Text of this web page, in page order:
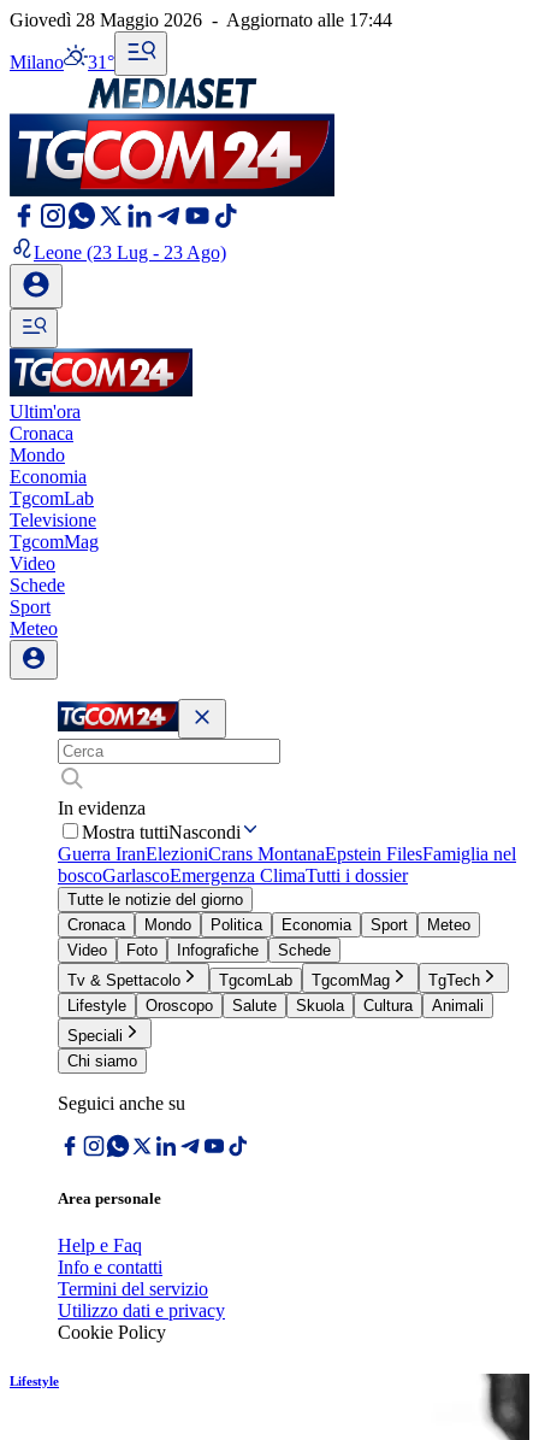
Giovedì 28 Maggio 2026 - Aggiornato alle 17:44
Milano 31°
Leone (23 Lug - 23 Ago)
Ultim'ora
Cronaca
Mondo
Economia
TgcomLab
Televisione
TgcomMag
Video
Schede
Sport
Meteo
In evidenza
Mostra tuttiNascondi
Guerra IranElezioniCrans MontanaEpstein FilesFamiglia nel
boscoGarlascoEmergenza ClimaTutti i dossier
Tutte le notizie del giorno
Cronaca
Mondo Politica Economia Sport
Meteo
Video
Foto Infografiche
Schede
Tv & Spettacolo
TgcomLab TgcomMag
TgTech
Lifestyle
Oroscopo Salute Skuola Cultura
Animali
Speciali
Chi siamo
Seguici anche su
Area personale
Help e Faq
Info e contatti
Termini del servizio
Utilizzo dati e privacy
Cookie Policy
Lifestyle